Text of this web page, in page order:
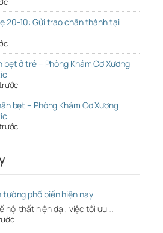
20-10: Gửi trao chân thành tại
bẹt ở trẻ – Phòng Khám Cơ Xương
bẹt – Phòng Khám Cơ Xương
phổ biến hiện nay
nội thất hiện đại, việc tối ưu …